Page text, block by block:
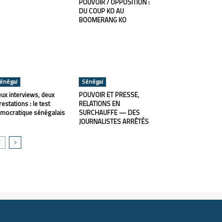
POUVOIR / OPPOSITION :
DU COUP KO AU
BOOMERANG KO
interviews, deux
: le test
sénégalais
Sénégal
POUVOIR ET PRESSE,
RELATIONS EN
SURCHAUFFE — DES
JOURNALISTES ARRÊTÉS